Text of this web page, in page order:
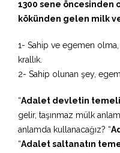
1300 sene öncesinden
kökünden gelen milk
1- Sahip ve egemen
krallık.
2- Sahip olunan şey,
“Adalet devletin
gelir, taşınmaz mülk
anlamda kullanacağız? “
“Adalet saltanatın